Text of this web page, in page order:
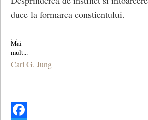
duce la formarea constientului.
Carl G. Jung